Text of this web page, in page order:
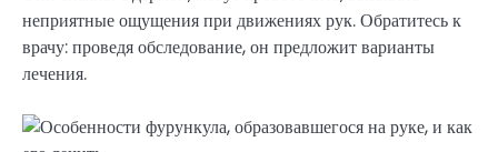
неприятные ощущения при движениях рук. Обратитесь к
врачу: проведя обследование, он предложит варианты
лечения.